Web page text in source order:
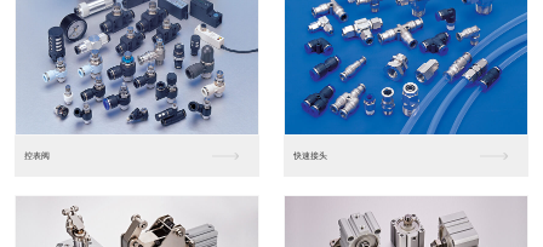
东莞松下PLC 松下人机界面GT07